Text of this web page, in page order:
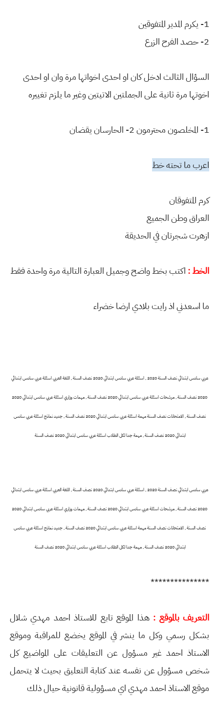
1- يكرم المدير المتفوقين
2- حصد الفرح الزرع
السؤال الثالث ادخل كان او احدى اخواتها مرة وان او احدى
اخوتها مرة ثانية على الجملتين الاتيتين وغير ما يلزم تغييره
1- المخلصون محترمون 2- الحارسان يقضان
اعرب ما تحته خط
كرم المتفوقان
العراق وطن الجميع
ازهرت شجرتان في الحديقة
الخط : اكتب بخط واضح وجميل العبارة التالية مرة واحدة فقط
ما اسعدني اذ رايت بلادي ارضا خضراء
عربي سادس ابتدائي نصف السنة 2020 , اسئلة عربي سادس ابتدائي 2020 نصف السنة , اللغة العربي اسئلة عربي سادس ابتدائي
2020 نصف السنة , مرشحات اسئلة عربي سادس ابتدائي 2020 نصف السنة , مهمات وزاري اسئلة عربي سادس ابتدائي 2020
نصف السنة , الامتحانات نصف السنة مهمة اسئلة عربي سادس ابتدائي 2020 نصف السنة , جديد نماذج اسئلة عربي سادس
ابتدائي 2020 نصف السنة , مهمة جدا لكل الطلاب اسئلة عربي سادس ابتدائي 2020 نصف السنة
عربي سادس ابتدائي نصف السنة 2020 , اسئلة عربي سادس ابتدائي 2020 نصف السنة , اللغة العربي اسئلة عربي سادس ابتدائي
2020 نصف السنة , مرشحات اسئلة عربي سادس ابتدائي 2020 نصف السنة , مهمات وزاري اسئلة عربي سادس ابتدائي 2020
نصف السنة , الامتحانات نصف السنة مهمة اسئلة عربي سادس ابتدائي 2020 نصف السنة , جديد نماذج اسئلة عربي سادس
ابتدائي 2020 نصف السنة , مهمة جدا لكل الطلاب اسئلة عربي سادس ابتدائي 2020 نصف السنة
***************
التعريف بالموقع : هذا الموقع تابع للاستاذ احمد مهدي شلال
بشكل رسمي وكل ما ينشر في الموقع يخضع للمراقبة وموقع
الاستاذ احمد غير مسؤول عن التعليقات على المواضيع كل
شخص مسؤول عن نفسه عند كتابة التعليق بحيث لا يتحمل
موقع الاستاذ احمد مهدي اي مسؤولية قانونية حيال ذلك